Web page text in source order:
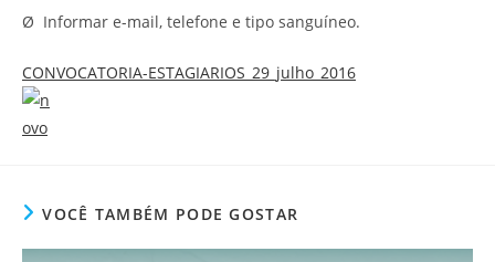
Ø Informar e-mail, telefone e tipo sanguíneo.
CONVOCATORIA-ESTAGIARIOS_29_julho_2016
VOCÊ TAMBÉM PODE GOSTAR